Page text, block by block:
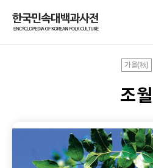
가을(秋)
조월